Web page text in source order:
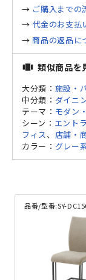
→ ご購入までの
→代金のお支払
→ 商品の返品に
view_carousel 類似商品を
大分類： 施設・
中分類： ダイニ
テーマ： モダン
シーン： エント
フィス 、 店舗・
カラー： グレー
品番/型番:SY-